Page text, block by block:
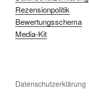
Rezensionpolitik
Bewertungsschema
Media-Kit
Datenschutzerklärung